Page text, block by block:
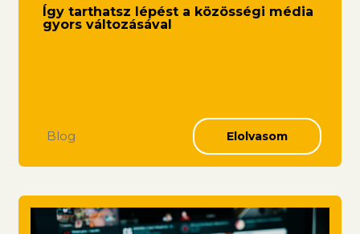
Így tarthatsz lépést a közösségi média
gyors változásával
Blog Elolvasom